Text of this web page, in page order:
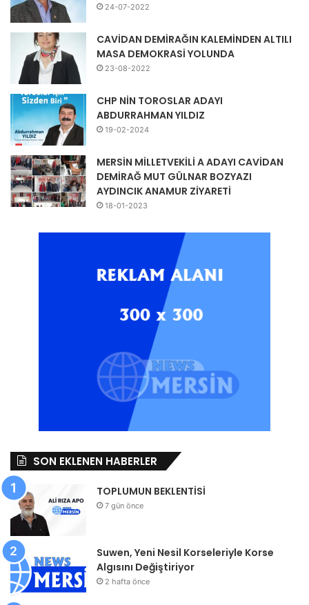
24-07-2022
CAVİDAN DEMİRAĞIN KALEMİNDEN ALTILI
MASA DEMOKRASİ YOLUNDA
23-08-2022
CHP NİN TOROSLAR ADAYI
ABDURRAHMAN YILDIZ
19-02-2024
MERSİN MİLLETVEKİLİ A ADAYI CAVİDAN
DEMİRAĞ MUT GÜLNAR BOZYAZI
AYDINCIK ANAMUR ZİYARETİ
18-01-2023
SON EKLENEN HABERLER
TOPLUMUN BEKLENTİSİ
7 gün önce
Suwen, Yeni Nesil Korseleriyle Korse
Algısını Değiştiriyor
2 hafta önce